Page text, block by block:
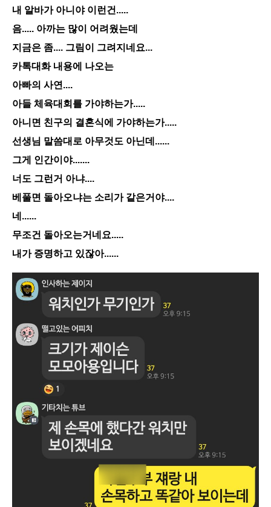
내 알바가 아니야 이런건.....
음..... 아까는 많이 어려웠는데
지금은 좀.... 그림이 그려지네요...
카톡대화 내용에 나오는
아빠의 사연....
아들 체육대회를 가야하는가.....
아니면 친구의 결혼식에 가야하는가.....
선생님 말씀대로 아무것도 아닌데......
그게 인간이야.......
너도 그런거 아냐....
베풀면 돌아오냐는 소리가 같은거야....
네......
무조건 돌아오는거네요.....
내가 증명하고 있잖아......